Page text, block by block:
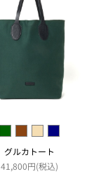
グルカトート
41,800円(税込)